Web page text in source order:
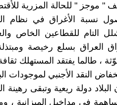
" موجز " للحالة المزرية
التام للقطاعين الخاص
العراق بسلع رخيصة
، طالما يفتقد المستهلك
النقد الأجنبي لموجودات
البلاد دولة ريعية وتبقى رهينة
في مداخيل الميزانية ،